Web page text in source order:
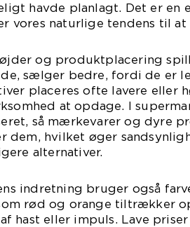
havde planlagt. Det er en
vores naturlige tendens til at
og produktplacering
sælger bedre, fordi de er
placeres ofte lavere eller
at opdage. I
så mærkevarer og dyre
dem, hvilket øger
alternativer.
indretning bruger også
rød og orange tiltrækker
hast eller impuls. Lave